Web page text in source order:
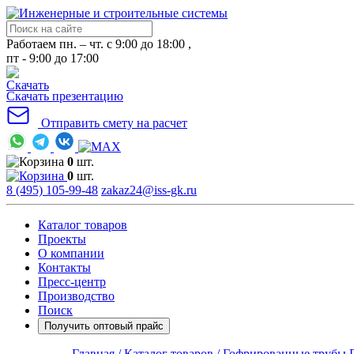
Работаем пн. – чт. с 9:00 до 18:00 ,
пт - 9:00 до 17:00
Скачать презентацию
Отправить смету на расчет
0 шт.
0 шт.
8 (495) 105-99-48 zakaz24@iss-gk.ru
Каталог товаров
Проекты
О компании
Контакты
Пресс-центр
Производство
Поиск
Получить оптовый прайс